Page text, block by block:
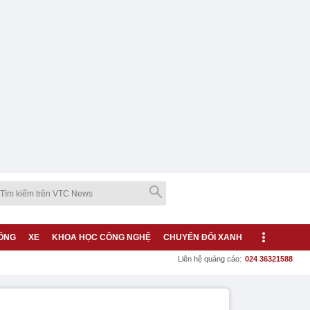
XE KHOA HỌC CÔNG NGHỆ CHUYỂN ĐỔI XANH
Liên hệ quảng cáo: 024 36321588